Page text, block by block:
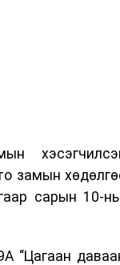
замын
сарын 10-
“Цагаан